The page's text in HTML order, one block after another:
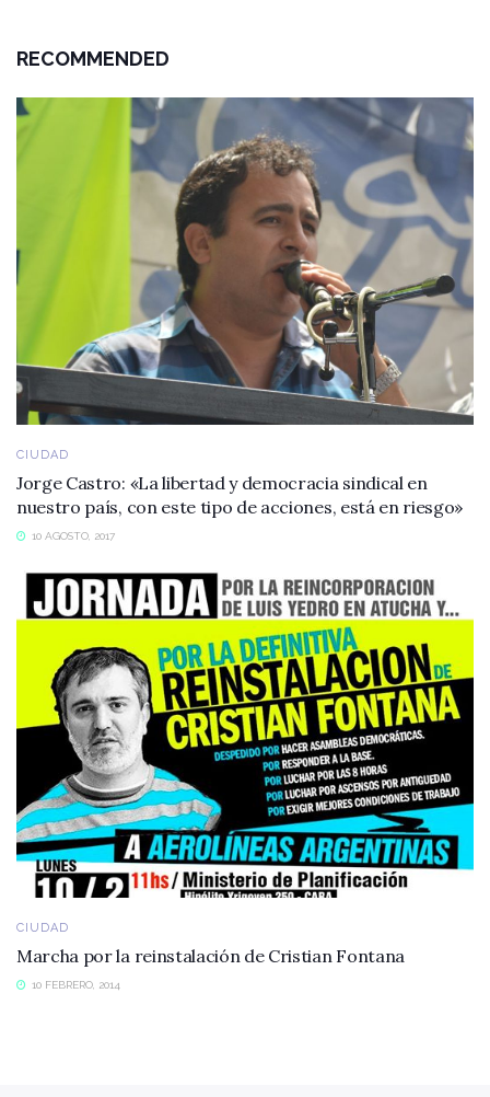
RECOMMENDED
CIUDAD
Jorge Castro: «La libertad y democracia sindical en
nuestro país, con este tipo de acciones, está en riesgo»
10 AGOSTO, 2017
CIUDAD
Marcha por la reinstalación de Cristian Fontana
10 FEBRERO, 2014